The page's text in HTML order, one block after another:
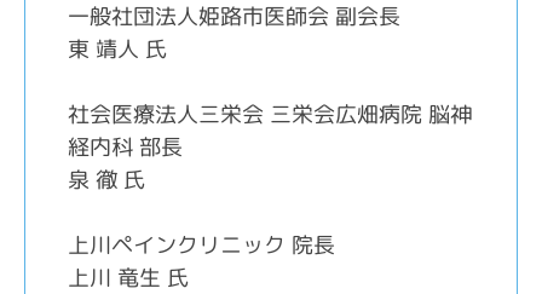
一般社団法人姫路市医師会 副会長
東 靖人 氏
社会医療法人三栄会 三栄会広畑病院 脳神
経内科 部長
泉 徹 氏
上川ペインクリニック 院長
上川 竜生 氏